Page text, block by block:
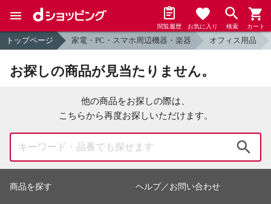
閲覧履歴 お気に入り 検索 カート
トップページ 家電・PC・スマホ周辺機器・楽器 オフィス用品
お探しの商品が見当たりません。
他の商品をお探しの際は、
こちらから再度お探しいただけます。
商品を探す ヘルプ／お問い合わせ